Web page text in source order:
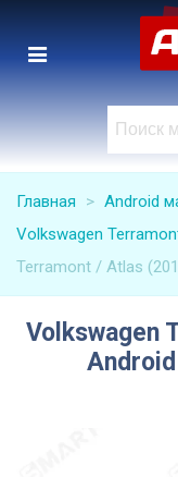
Главная > Android
Volkswagen
Terramont / Atlas
Volkswagen